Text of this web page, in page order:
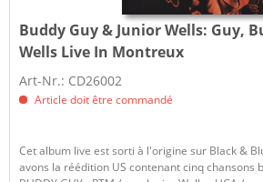
Buddy Guy & Junior Wells: Guy,
Wells Live In Montreux
Art-Nr.: CD26002
Article doit être commandé
Cet album live est sorti à l'origine sur Black &
avons la réédition US contenant cinq chansons